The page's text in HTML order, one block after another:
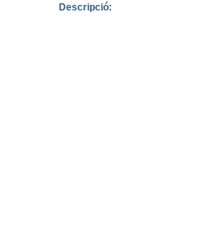
Descripció: